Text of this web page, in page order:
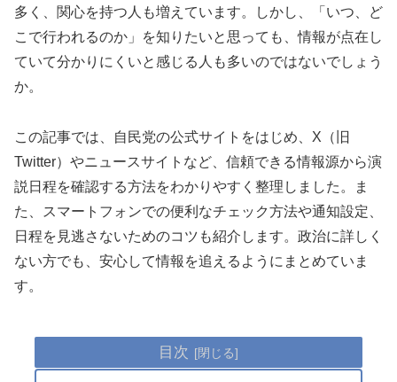
多く、関心を持つ人も増えています。しかし、「いつ、ど
こで行われるのか」を知りたいと思っても、情報が点在し
ていて分かりにくいと感じる人も多いのではないでしょう
か。
この記事では、自民党の公式サイトをはじめ、X（旧
Twitter）やニュースサイトなど、信頼できる情報源から演
説日程を確認する方法をわかりやすく整理しました。ま
た、スマートフォンでの便利なチェック方法や通知設定、
日程を見逃さないためのコツも紹介します。政治に詳しく
ない方でも、安心して情報を追えるようにまとめていま
す。
目次